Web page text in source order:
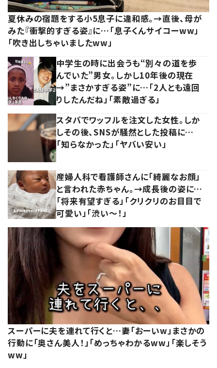
夏休みの宿題をする小5息子に違和感。→直後、母が
みた『衝撃的すぎる姿』に…「息子くんサイコーww」
「吹き出しちゃいましたww」
中学生の時に出会うも“別々の道を歩
んでいた”男女。しかし10年後の現在
→”まさかすぎる姿”に…「2人とも遠回
りしたんだね」「素敵過ぎる」
スタバでワッフルを注文した女性。しか
しその後、SNSが騒然とした投稿に…
「知らなかった」「ヤバい安い」
産婦人科で看護師さんに「綺麗なお顔」
と言われた赤ちゃん。→成長後の姿に…
「将来有望すぎる」「クリクリのお目目で
可愛い」「渋い～！」
スーパーに夫を連れて行くと…妻「おーいw」まさかの
行動に「奥さん美人！」「めっちゃわかるww」「楽しそう
ww」